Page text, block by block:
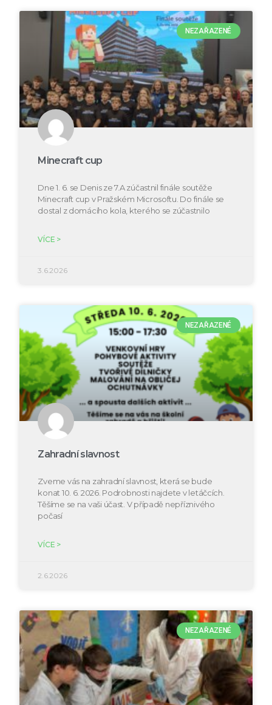
NEZAŘAZENÉ
Minecraft cup
Dne 1. 6. se Denis ze 7.A zúčastnil finále soutěže
Minecraft cup v Pražském Microsoftu. Do finále se
dostal z domácího kola, kterého se zúčastnilo
VÍCE >
3.6.2026
NEZAŘAZENÉ
Zahradní slavnost
Zveme vás na zahradní slavnost, která se bude
konat 10. 6. 2026. Podrobnosti najdete v letáčcích.
Těšíme se na vaši účast. V případě nepříznivého
počasí
VÍCE >
2.6.2026
NEZAŘAZENÉ